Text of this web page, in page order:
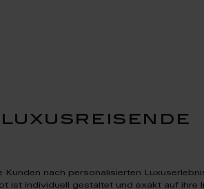
Kunden nach personalisierten
ist individuell gestaltet und exakt auf ihre